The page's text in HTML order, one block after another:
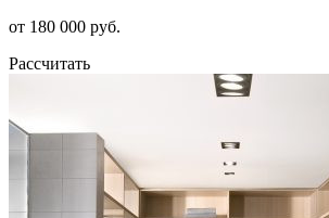
от 180 000 руб.
Рассчитать